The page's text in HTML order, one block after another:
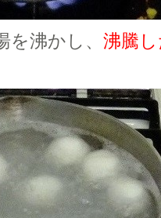
沸かし、 沸騰